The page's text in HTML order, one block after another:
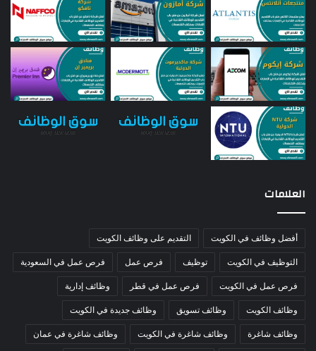
العلامات
أفضل وظائف في الكويت التقديم على وظائف الكويت
التوظيف في الكويت توظيف فرص عمل فرص عمل في السعودية
فرص عمل في الكويت فرص عمل في قطر وظائف إدارية
وظائف الكويت وظائف تسويق وظائف جديدة في الكويت
وظائف شاغرة وظائف شاغرة في الكويت وظائف شاغرة في عمان